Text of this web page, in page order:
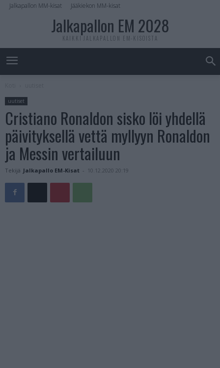
Jalkapallon MM-kisat Jääkiekon MM-kisat
Jalkapallon EM 2028
KAIKKI JALKAPALLON EM-KISOISTA
uutiset
Cristiano Ronaldon sisko löi yhdellä
päivityksellä vettä myllyyn Ronaldon
ja Messin vertailuun
Tekijä Jalkapallo EM-Kisat - 10.12.2020 20:19